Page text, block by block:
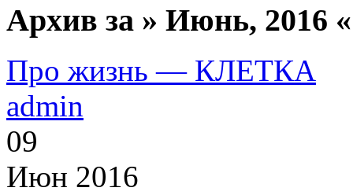
Архив за » Июнь, 2016 «
Про жизнь — КЛЕТКА
admin
09
Июн 2016